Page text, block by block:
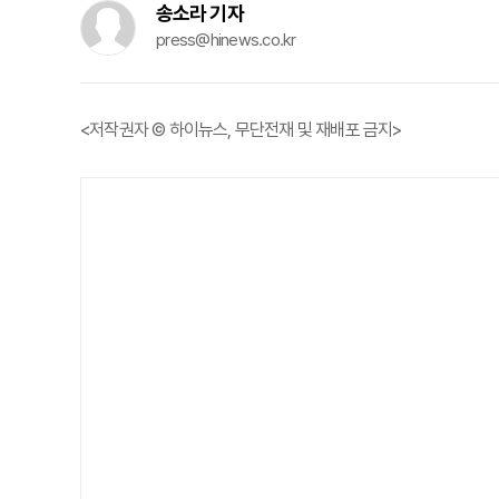
송소라 기자
press@hinews.co.kr
<저작권자 © 하이뉴스, 무단전재 및 재배포 금지>